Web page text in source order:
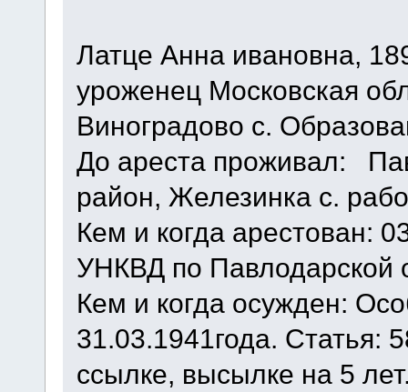
Латце Анна ивановна,
уроженец Московская
Виноградово с.
До ареста проживал:
район, Железинка с.
Кем и когда арестован:
УНКВД по Павлодарской
Кем и когда осужден:
31.03.1941года.
ccылке, высылке на 5